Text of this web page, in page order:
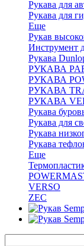
Рукава для
Рукава для
Еще
Рукав
Инструмент
Рукава
РУКАВА
РУКАВА
РУКАВА
РУКАВА
Рукава
Рукава для
Рукава
Рукава
Еще
VERSO
ZEC